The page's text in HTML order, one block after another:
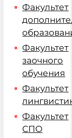
Факультет
Факультет
заочного
обучения
Факультет
Факультет
СПО